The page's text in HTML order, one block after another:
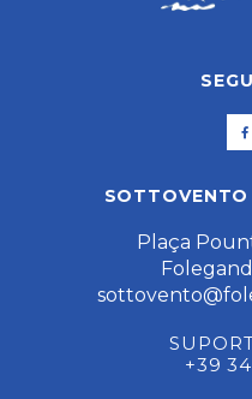
SOTTOVENTO
Plaça
+39